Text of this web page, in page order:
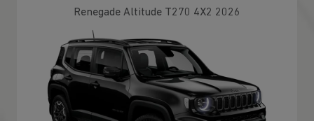
Renegade Altitude T270 4X2 2026